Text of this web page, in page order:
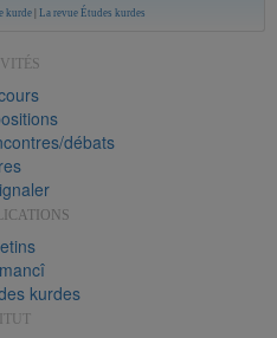
kurde| La revue Études kurdes
débats
kurdes